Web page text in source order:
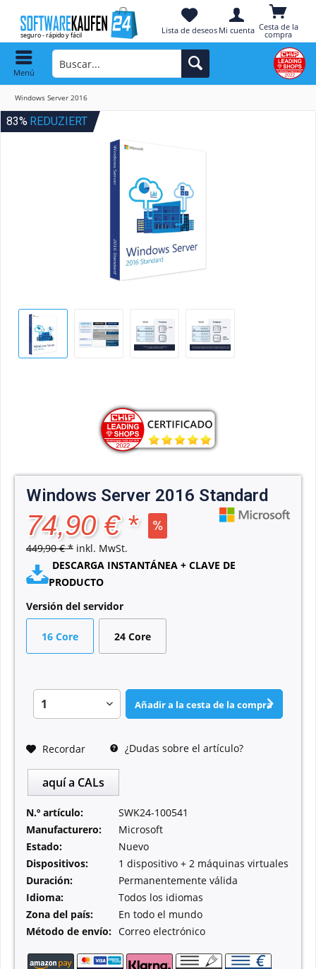
Cesta de la
compra
Lista de deseos Mi cuenta
Menú
Windows Server 2016
83% REDUZIERT
Windows Server 2016 Standard
74,90 € *
449,90 € * inkl. MwSt.
DESCARGA INSTANTÁNEA + CLAVE DE
PRODUCTO
Versión del servidor
16 Core 24 Core
Añadir a la cesta de la compra
Recordar ¿Dudas sobre el artículo?
aquí a CALs
N.º artículo:
SWK24-100541
Manufacturero:
Microsoft
Estado:
Nuevo
Dispositivos:
1 dispositivo + 2 máquinas virtuales
Duración:
Permanentemente válida
Idioma:
Todos los idiomas
Zona del país:
En todo el mundo
Método de envío: Correo electrónico